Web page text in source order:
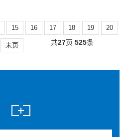
15 16 17 18 19 20
末页 共27页 525条